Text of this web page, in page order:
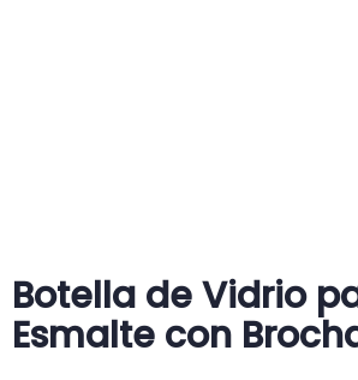
Botella de Vidrio
Esmalte con